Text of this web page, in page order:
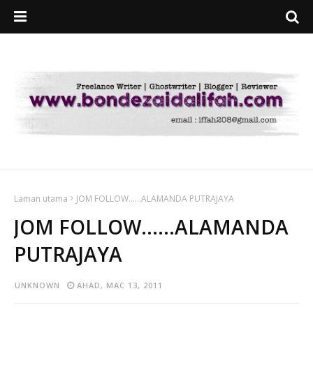
Laman utama JOM FOLLOW......ALAMANDA PUTRAJAYA
JOM FOLLOW......ALAMANDA
PUTRAJAYA
UNKNOWN AHAD, MAC 13, 2011